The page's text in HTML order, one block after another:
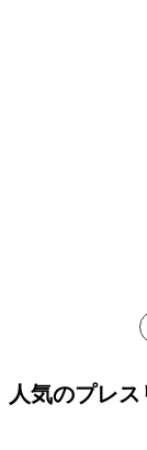
人気のプレス